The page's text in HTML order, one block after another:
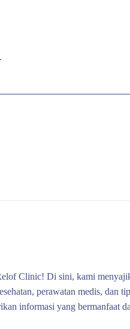
Clinic! Di sini, kami
perawatan medis, dan
informasi yang bermanfaat